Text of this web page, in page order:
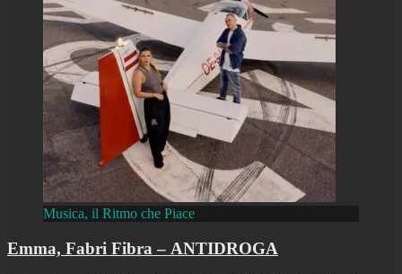
Musica, il Ritmo che Piace
Emma, Fabri Fibra – ANTIDROGA